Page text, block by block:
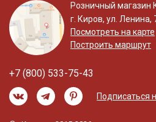
Розничный магазин
г. Киров, ул. Ленина,
Посмотреть на карте
Построить маршрут
+7 (800) 533-75-43
Подписаться